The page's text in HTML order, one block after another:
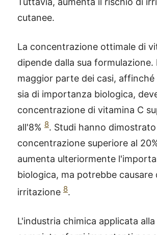
cutanee.
La concentrazione ottimale di
dipende dalla sua formulazione.
maggior parte dei casi,
sia di importanza biologica,
concentrazione di vitamina C
all'8% 8. Studi hanno
concentrazione superiore al
aumenta ulteriormente
biologica, ma potrebbe causare
irritazione 8.
L'industria chimica applicata